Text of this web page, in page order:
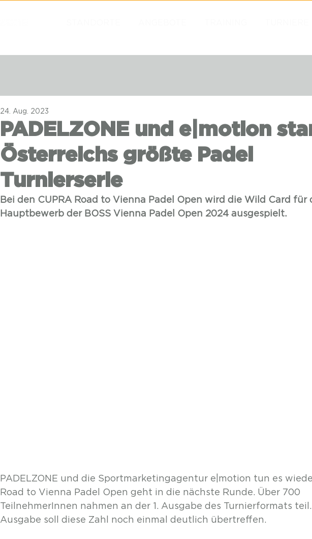
PADELZONE und e|motion
Österreichs größte Padel
Turnierserie
24. Aug. 2023
Bei den CUPRA Road to Vienna Padel Open wird die Wild Card für
Hauptbewerb der BOSS Vienna Padel Open 2024 ausgespielt.
PADELZONE und die Sportmarketingagentur e|motion tun es
Road to Vienna Padel Open geht in die nächste Runde. Über 700
TeilnehmerInnen nahmen an der 1. Ausgabe des Turnierformats
Ausgabe soll diese Zahl noch einmal deutlich übertreffen.